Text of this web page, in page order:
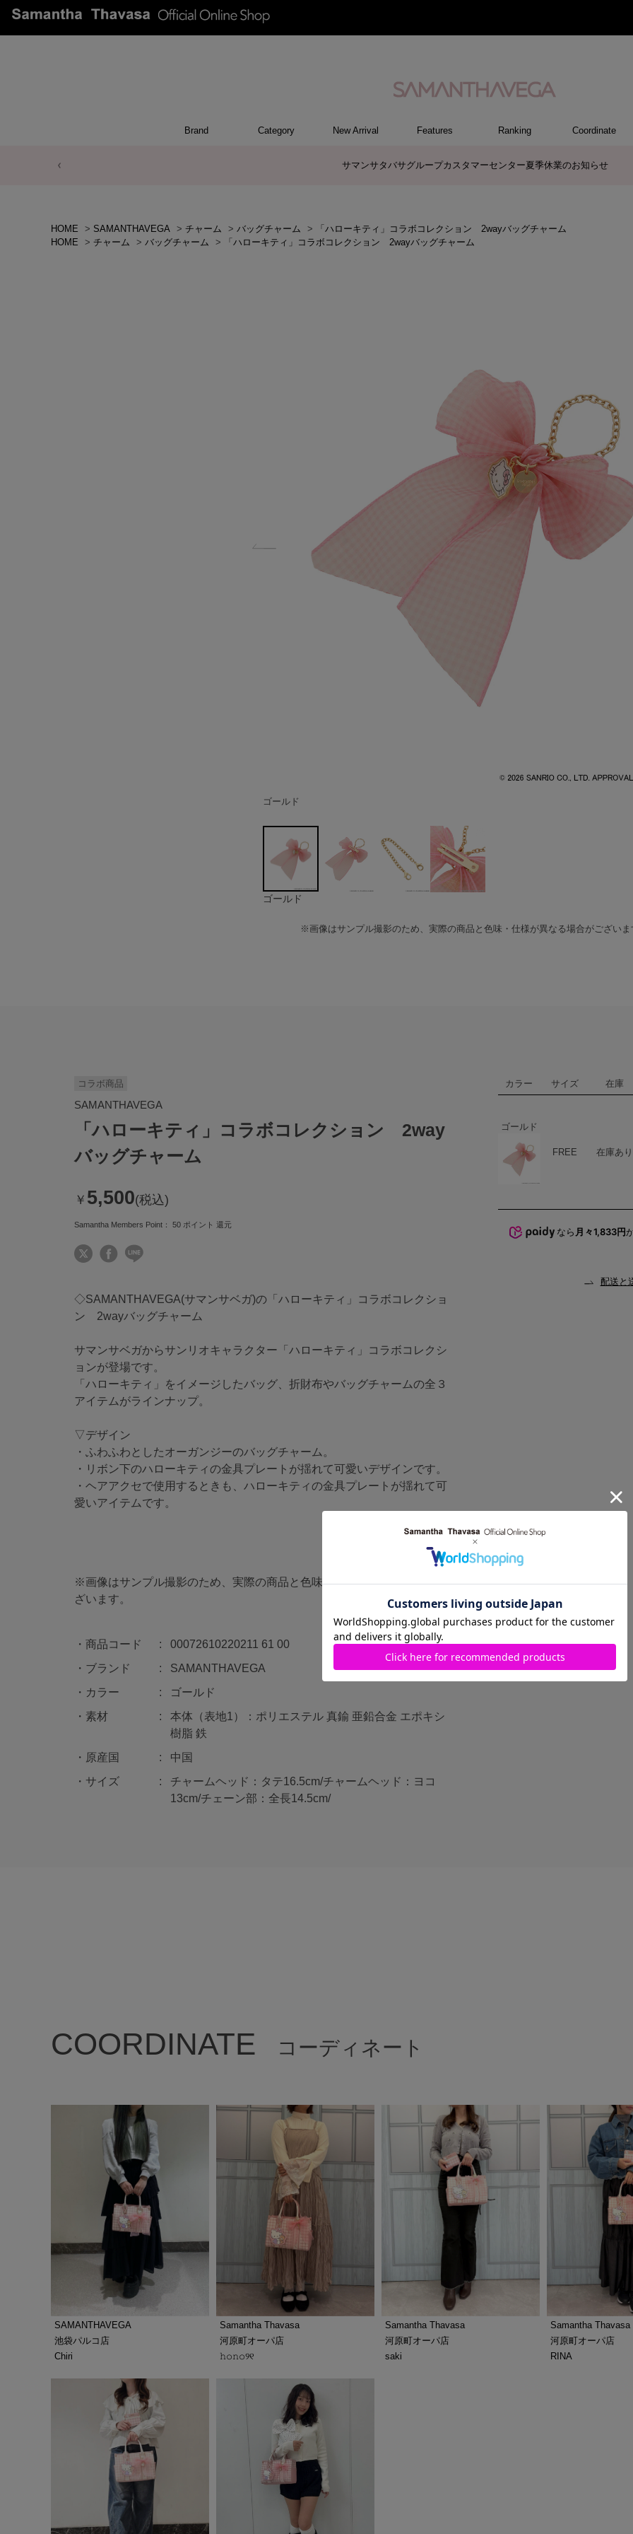
Brand Category
ハンドバッグ
トートバッグ/ブリーフ
ショルダーバッグ/ミニバッグ
ボストンバッグ
リュック/バックパック
バッグその他
パソコンケース/パソコンバッグ
A4対応/通勤通学バッグ
長財布
折財布/ミニ財布
コインケース/マルチケース
財布・小物その他
ポーチ
カードケース/名刺入れ
キーケース
パスケース
モバイルグッズ
ケース/ポーチその他
ファスナートップチャーム
バッグチャーム
チャームその他
リング
ネックレス
ピアス
イヤリング
ブレスレット/バングル
アクセサリーその他
トップス
ボトム
ワンピース
ジャケット/アウター
ファッショングッズ
アパレルその他
ポロシャツ(半袖)
ポロシャツ(長袖)
プルオーバー
パーカー
セーター/ベスト
ワンピース
New Arrival Features Ranking Coordinate
商品に関するお詫びとお知らせ
HOME > SAMANTHAVEGA > チャーム > バッグチャーム >
「ハローキティ」コラボコレクション 2wayバッグチャーム
HOME
> チャーム > バッグチャーム > 「ハローキティ」コラボコレクション 2wayバッグチャーム
ゴールド
ゴールド
※画像はサンプル撮影のため、実際の商品と色味・仕様が異なる場合がございま
コラボ商品
SAMANTHAVEGA
「ハローキティ」コラボコレクション 2way
バッグチャーム
￥ 5,500(税込)
Samantha Members Point： 50ポイント 還元
◇SAMANTHAVEGA(サマンサベガ)の「ハローキティ」コラボコレクショ
ン 2wayバッグチャーム
サマンサベガからサンリオキャラクター「ハローキティ」コラボコレクシ
ョンが登場です。
「ハローキティ」をイメージしたバッグ、折財布やバッグチャームの全３
アイテムがラインナップ。
▽デザイン
・ふわふわとしたオーガンジーのバッグチャーム。
・リボン下のハローキティの金具プレートが揺れて可愛いデザインです。
・ヘアアクセで使用するときも、ハローキティの金具プレートが揺れて可
愛いアイテムです。
※画像はサンプル撮影のため、実際の商品と色味・仕様が異なる場合がご
ざいます。
商品コード
00072610220211 61 00
ブランド
SAMANTHAVEGA
カラー
ゴールド
素材
本体（表地1）：ポリエステル 真鍮 亜鉛合金 エポキシ
樹脂 鉄
原産国
中国
サイズ
チャームヘッド：タテ16.5cm/チャームヘッド：ヨコ
13cm/チェーン部：全長14.5cm/
カラー サイズ 在庫
ゴールド
FREE 在庫あり
商品在庫
なら 月々1,833円
配送と
COORDINATE コーディネート
SAMANTHAVEGA
池袋パルコ店
Chiri
Samantha Thavasa
河原町オーパ店
𝚑𝚘𝚗𝚘୨୧
Samantha Thavasa
河原町オーパ店
saki
Samantha Thavasa
河原町オーパ店
RINA